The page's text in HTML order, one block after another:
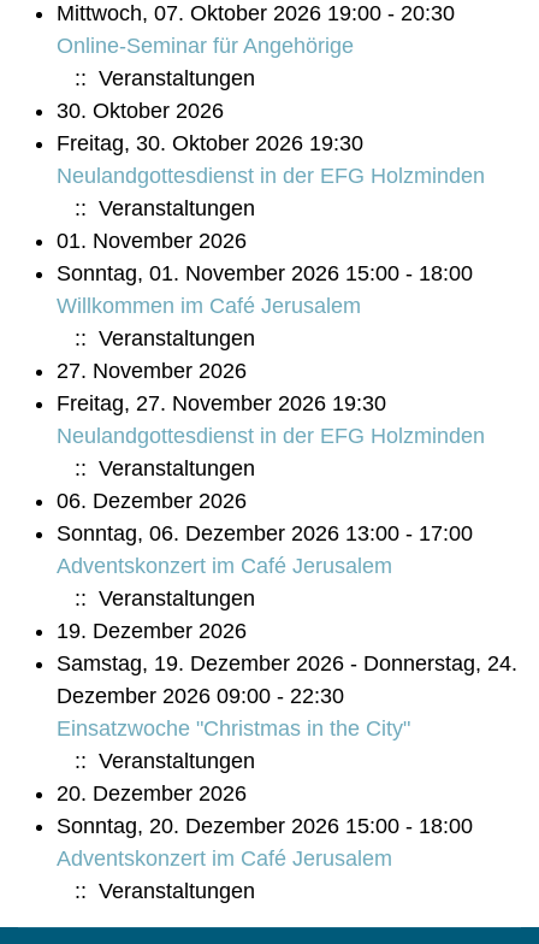
Mittwoch, 07. Oktober 2026 19:00 - 20:30
Online-Seminar für Angehörige
:: Veranstaltungen
30. Oktober 2026
Freitag, 30. Oktober 2026 19:30
Neulandgottesdienst in der EFG Holzminden
:: Veranstaltungen
01. November 2026
Sonntag, 01. November 2026 15:00 - 18:00
Willkommen im Café Jerusalem
:: Veranstaltungen
27. November 2026
Freitag, 27. November 2026 19:30
Neulandgottesdienst in der EFG Holzminden
:: Veranstaltungen
06. Dezember 2026
Sonntag, 06. Dezember 2026 13:00 - 17:00
Adventskonzert im Café Jerusalem
:: Veranstaltungen
19. Dezember 2026
Samstag, 19. Dezember 2026 - Donnerstag, 24.
Dezember 2026 09:00 - 22:30
Einsatzwoche "Christmas in the City"
:: Veranstaltungen
20. Dezember 2026
Sonntag, 20. Dezember 2026 15:00 - 18:00
Adventskonzert im Café Jerusalem
:: Veranstaltungen